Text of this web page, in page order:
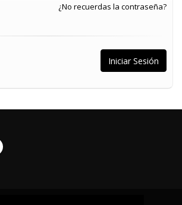
¿No recuerdas la contraseña?